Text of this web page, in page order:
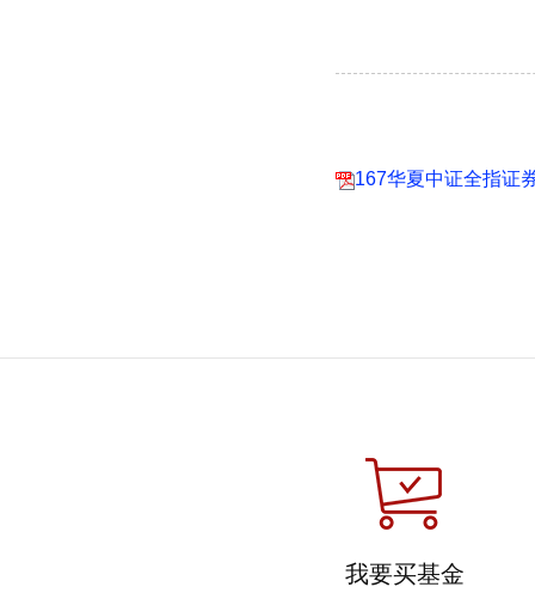
167华夏中证全指证
我要买基金